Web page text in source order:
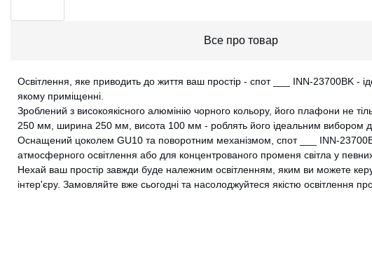
Все про товар
Освітлення, яке приводить до життя ваш простір - спот ___ INN-23700BK -
якому приміщенні.
Зроблений з високоякісного алюмінію чорного кольору, його плафони не
250 мм, ширина 250 мм, висота 100 мм - роблять його ідеальним вибором
Оснащений цоколем GU10 та поворотним механізмом, спот ___ INN-
атмосферного освітлення або для концентрованого променя світла у
Нехай ваш простір завжди буде належним освітленням, яким ви можете
інтер'єру. Замовляйте вже сьогодні та насолоджуйтеся якістю освітлення